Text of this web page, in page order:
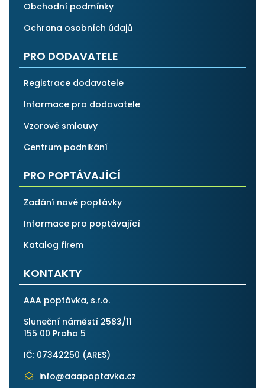
Obchodní podmínky
Ochrana osobních údajů
PRO DODAVATELE
Registrace dodavatele
Informace pro dodavatele
Vzorové smlouvy
Centrum podnikání
PRO POPTÁVAJÍCÍ
Zadání nové poptávky
Informace pro poptávající
Katalog firem
KONTAKTY
AAA poptávka, s.r.o.
Sluneční náměstí 2583/11
155 00 Praha 5
IČ: 07342250 (ARES)
info@aaapoptavka.cz